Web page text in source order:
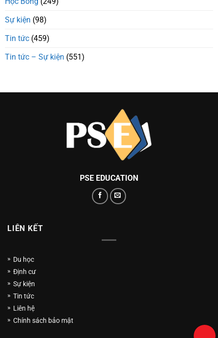
Sự kiện (98)
Tin tức (459)
Tin tức – Sự kiện (551)
PSE EDUCATION
LIÊN KẾT
Du học
Định cư
Sự kiện
Tin tức
Liên hệ
Chính sách bảo mật